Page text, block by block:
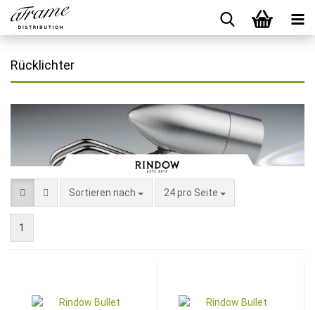
Rücklichter
Sortieren nach 24 pro Seite
1